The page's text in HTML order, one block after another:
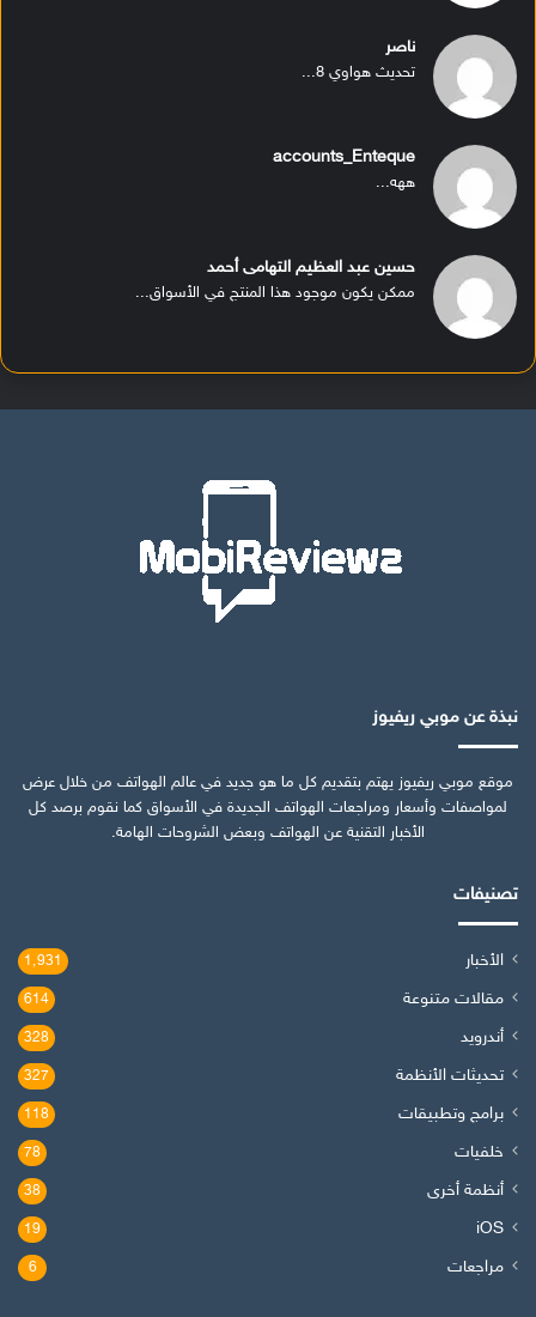
ناصر
تحديث هواوي 8...
accounts_Enteque
ههه...
حسين عبد العظيم التهامى أحمد
ممكن يكون موجود هذا المنتج في الأسواق...
نبذة عن موبي ريفيوز
موقع موبي ريفيوز يهتم بتقديم كل ما هو جديد في عالم الهواتف من خلال عرض
لمواصفات وأسعار ومراجعات الهواتف الجديدة في الأسواق كما نقوم برصد كل
الأخبار التقنية عن الهواتف وبعض الشروحات الهامة.
تصنيفات
الأخبار 1٬931
مقالات متنوعة 614
أندرويد 328
تحديثات الأنظمة 327
برامج وتطبيقات 118
خلفيات 78
أنظمة أخرى 38
iOS
19
مراجعات 6